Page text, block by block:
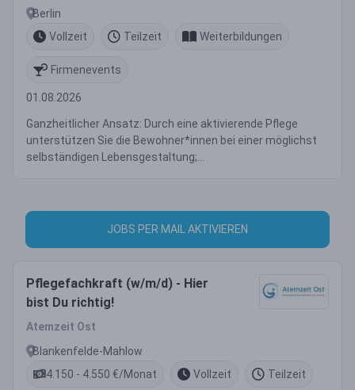
Berlin
Vollzeit
Teilzeit Weiterbildungen
Firmenevents
01.08.2026
Ganzheitlicher Ansatz: Durch eine aktivierende Pflege
unterstützen Sie die Bewohner*innen bei einer möglichst
selbständigen Lebensgestaltung;...
JOBS PER MAIL AKTIVIEREN
Pflegefachkraft (w/m/d) - Hier
bist Du richtig!
Atemzeit Ost
Blankenfelde-Mahlow
4.150 - 4.550 €/Monat
Vollzeit Teilzeit